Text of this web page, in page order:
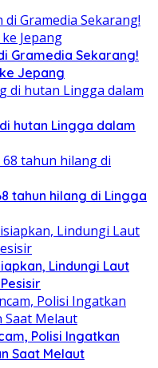
Gramedia Sekarang!
Jepang
hutan Lingga dalam
tahun hilang di Lingga
Lindungi Laut
Polisi Ingatkan
Saat Melaut